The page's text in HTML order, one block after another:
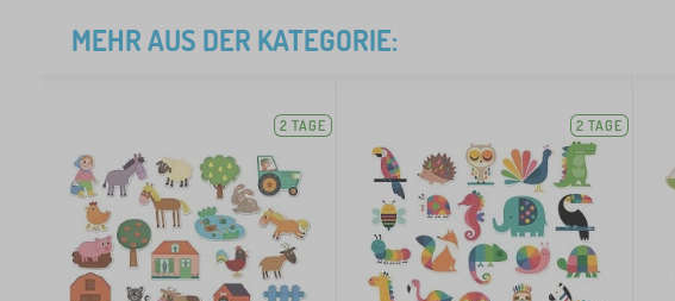
MEHR AUS DER KATEGORIE:
2 TAGE 2 TAGE